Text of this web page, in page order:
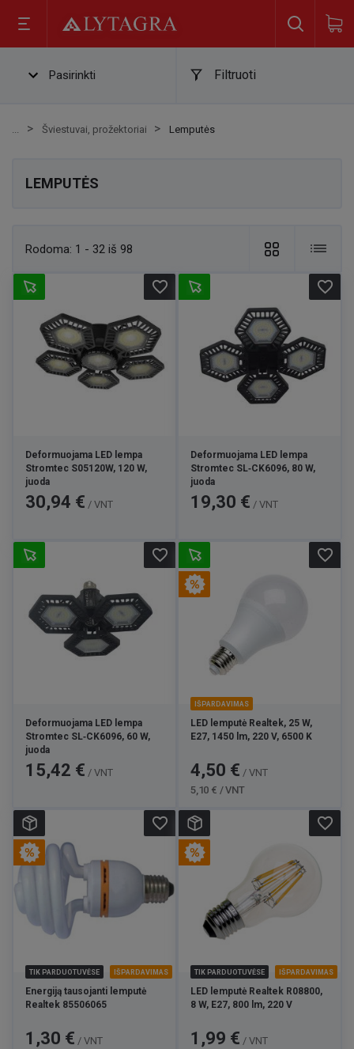
Pasirinkti Filtruoti
Šviestuvai, prožektoriai Lemputės
LEMPUTĖS
Rodoma: 1 - 32 iš 98
Deformuojama LED lempa
Stromtec S05120W, 120 W,
juoda
Kaina
30,94 € / VNT
favorite_border
Deformuojama LED lempa
Stromtec SL‑CK6096, 80 W,
juoda
Kaina
19,30 € / VNT
favorite_border
Deformuojama LED lempa
Stromtec SL‑CK6096, 60 W,
juoda
Kaina
15,42 € / VNT
favorite_border
IŠPARDAVIMAS
LED lemputė Realtek, 25 W,
E27, 1450 lm, 220 V, 6500 K
Kaina
4,50 € / VNT
5,10 € / VNT
favorite_border
TIK PARDUOTUVĖSE IŠPARDAVIMAS
Energiją tausojanti lemputė
Realtek 85506065
Kaina
1,30 € / VNT
favorite_border
TIK PARDUOTUVĖSE IŠPARDAVIMAS
LED lemputė Realtek R08800,
8 W, E27, 800 lm, 220 V
Kaina
1,99 € / VNT
favorite_border